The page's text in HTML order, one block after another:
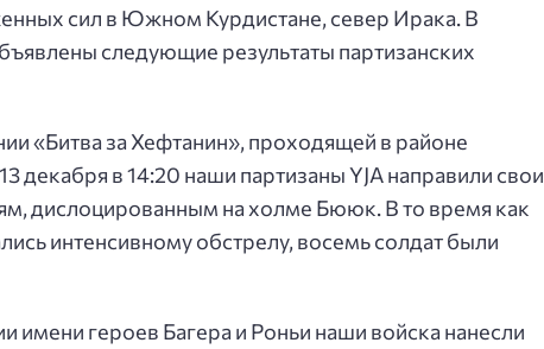
сил в Южном Курдистане, север Ирака. В
следующие результаты партизанских
«Битва за Хефтанин», проходящей в районе
декабря в 14:20 наши партизаны YJA направили свои
дислоцированным на холме Бююк. В то время как
интенсивному обстрелу, восемь солдат были
героев Багера и Роньи наши войска нанесли